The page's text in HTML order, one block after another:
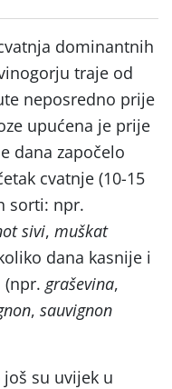
dominantnih
traje od
neposredno prije
upućena je prije
dana započelo
cvatnje (10-15
sorti: npr.
sivi, muškat
dana kasnije i
(npr. graševina,
, sauvignon
još su uvijek u